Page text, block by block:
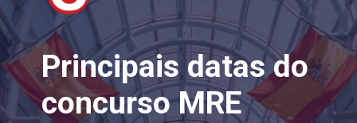
Principais datas do
concurso MRE